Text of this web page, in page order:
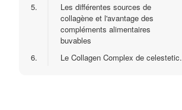
5.
Les différentes sources de
collagène et l'avantage des
compléments alimentaires
buvables
6.
Le Collagen Complex de celestetic.